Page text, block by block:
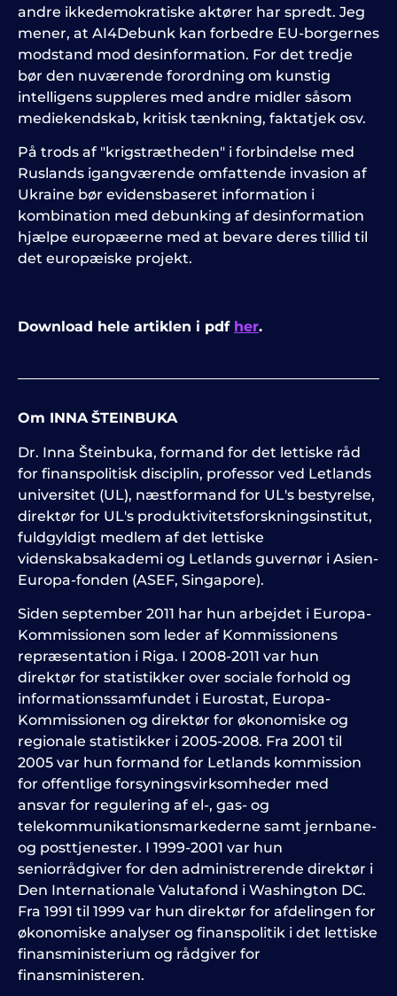
andre ikkedemokratiske aktører har spredt. Jeg
mener, at AI4Debunk kan forbedre EU-borgernes
modstand mod desinformation. For det tredje
bør den nuværende forordning om kunstig
intelligens suppleres med andre midler såsom
mediekendskab, kritisk tænkning, faktatjek osv.
På trods af "krigstrætheden" i forbindelse med
Ruslands igangværende omfattende invasion af
Ukraine bør evidensbaseret information i
kombination med debunking af desinformation
hjælpe europæerne med at bevare deres tillid til
det europæiske projekt.
Download hele artiklen i pdf her.
Om INNA ŠTEINBUKA
Dr. Inna Šteinbuka, formand for det lettiske råd
for finanspolitisk disciplin, professor ved Letlands
universitet (UL), næstformand for UL's bestyrelse,
direktør for UL's produktivitetsforskningsinstitut,
fuldgyldigt medlem af det lettiske
videnskabsakademi og Letlands guvernør i Asien-
Europa-fonden (ASEF, Singapore).
Siden september 2011 har hun arbejdet i Europa-
Kommissionen som leder af Kommissionens
repræsentation i Riga. I 2008-2011 var hun
direktør for statistikker over sociale forhold og
informationssamfundet i Eurostat, Europa-
Kommissionen og direktør for økonomiske og
regionale statistikker i 2005-2008. Fra 2001 til
2005 var hun formand for Letlands kommission
for offentlige forsyningsvirksomheder med
ansvar for regulering af el-, gas- og
telekommunikationsmarkederne samt jernbane-
og posttjenester. I 1999-2001 var hun
seniorrådgiver for den administrerende direktør i
Den Internationale Valutafond i Washington DC.
Fra 1991 til 1999 var hun direktør for afdelingen for
økonomiske analyser og finanspolitik i det lettiske
finansministerium og rådgiver for
finansministeren.